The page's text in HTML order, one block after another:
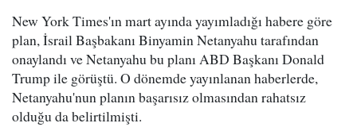
New York Times'ın mart ayında yayımladığı habere göre
plan, İsrail Başbakanı Binyamin Netanyahu tarafından
onaylandı ve Netanyahu bu planı ABD Başkanı Donald
Trump ile görüştü. O dönemde yayınlanan haberlerde,
Netanyahu'nun planın başarısız olmasından rahatsız
olduğu da belirtilmişti.